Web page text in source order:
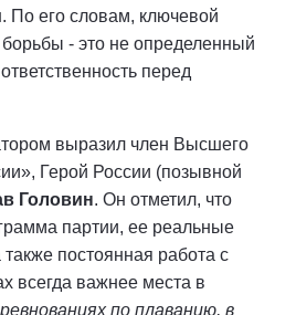
По его словам, ключевой
борьбы - это не определенный
перед
выразил член Высшего
Герой России (позывной
Головин. Он отметил, что
партии, ее реальные
постоянная работа с
всегда важнее места в
по плаванию, в